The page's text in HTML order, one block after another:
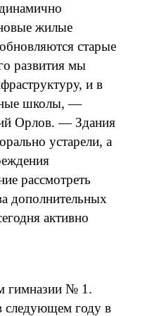
жилые
старые
развития мы
и в
школы, —
Орлов. — Здания
устарели, а
рассмотреть
дополнительных
активно
гимназии № 1.
следующем году в